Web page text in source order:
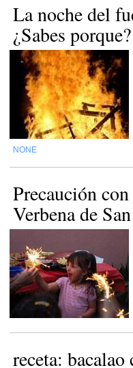
La noche del
¿Sabes porque?
NONE
Precaución
Verbena de
receta: